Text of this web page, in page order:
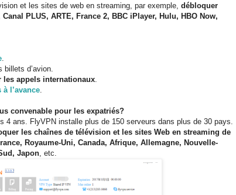
et les sites de web en streaming, par exemple, débloquer
PLUS, ARTE, France 2, BBC iPlayer, Hulu, HBO Now,
billets d’avion.
les appels internationaux
l’avance
convenable pour les expatriés?
4 ans. FlyVPN installe plus de 150 serveurs dans plus de 30 pays.
les chaînes de télévision et les sites Web en streaming de
Royaume-Uni, Canada, Afrique, Allemagne, Nouvelle-
Japon , etc.